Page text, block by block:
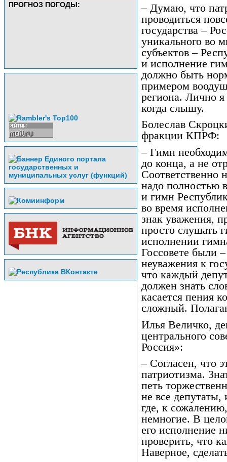
ПРОГНОЗ ПОГОДЫ:
– Думаю, что
проводиться
государства –
уникального во
субъектов –
и исполнение
должно быть
примером
региона. Лично
когда слышу.
Болеслав
фракции КПРФ:
– Гимн
до конца, а не
Соответственно
надо полностью
и гимн
во время
знак уважения,
просто слушать
исполнении
Госсовете были
неуважения к
что каждый
должен знать
касается пения
сложный.
Илья Величко,
центрального
Россия»:
– Согласен, что
патриотизма.
петь
не все депутаты,
где, к
немногие. В
его исполнение
проверить, что
Наверное,